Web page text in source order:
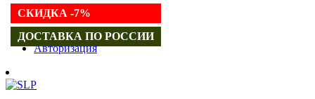
Регистрация
Авторизация
СКИДКА -7%
ДОСТАВКА ПО РОССИИ